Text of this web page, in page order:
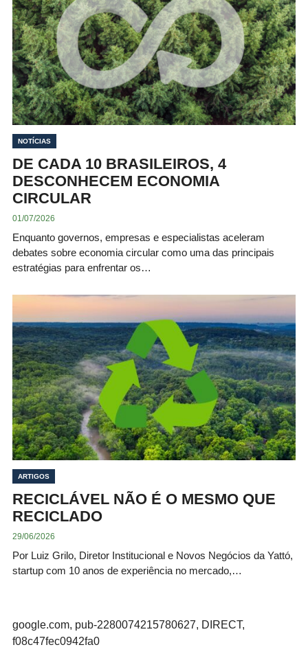
NOTÍCIAS
DE CADA 10 BRASILEIROS, 4
DESCONHECEM ECONOMIA
CIRCULAR
01/07/2026
Enquanto governos, empresas e especialistas aceleram
debates sobre economia circular como uma das principais
estratégias para enfrentar os…
ARTIGOS
RECICLÁVEL NÃO É O MESMO QUE
RECICLADO
29/06/2026
Por Luiz Grilo, Diretor Institucional e Novos Negócios da Yattó,
startup com 10 anos de experiência no mercado,…
google.com, pub-2280074215780627, DIRECT,
f08c47fec0942fa0